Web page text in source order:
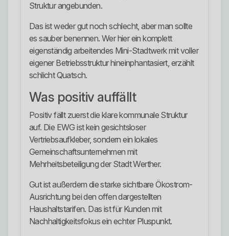
Struktur angebunden.
Das ist weder gut noch schlecht, aber man sollte
es sauber benennen. Wer hier ein komplett
eigenständig arbeitendes Mini-Stadtwerk mit voller
eigener Betriebsstruktur hineinphantasiert, erzählt
schlicht Quatsch.
Was positiv auffällt
Positiv fällt zuerst die klare kommunale Struktur
auf. Die EWG ist kein gesichtsloser
Vertriebsaufkleber, sondern ein lokales
Gemeinschaftsunternehmen mit
Mehrheitsbeteiligung der Stadt Werther.
Gut ist außerdem die starke sichtbare Ökostrom-
Ausrichtung bei den offen dargestellten
Haushaltstarifen. Das ist für Kunden mit
Nachhaltigkeitsfokus ein echter Pluspunkt.